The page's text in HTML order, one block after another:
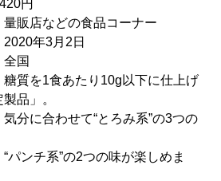
円
どの食品コーナー
3月2日
国
1食あたり10g以下に仕上げ
品」。
“とろみ系”の3つの
2つの味が楽しめま